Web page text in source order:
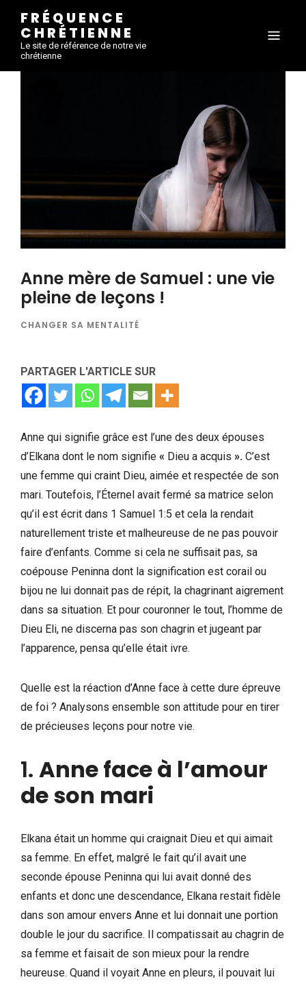
FRÉQUENCE
CHRÉTIENNE
Le site de référence de notre vie
chrétienne
Anne mère de Samuel : une vie
pleine de leçons !
CHANGER SA MENTALITÉ
PARTAGER L'ARTICLE SUR
Anne qui signifie grâce est l’une des deux épouses
d’Elkana dont le nom signifie « Dieu a acquis ». C’est
une femme qui craint Dieu, aimée et respectée de son
mari. Toutefois, l’Éternel avait fermé sa matrice selon
qu’il est écrit dans 1 Samuel 1:5 et cela la rendait
naturellement triste et malheureuse de ne pas pouvoir
faire d’enfants. Comme si cela ne suffisait pas, sa
coépouse Peninna dont la signification est corail ou
bijou ne lui donnait pas de répit, la chagrinant aigrement
dans sa situation. Et pour couronner le tout, l’homme de
Dieu Eli, ne discerna pas son chagrin et jugeant par
l’apparence, pensa qu’elle était ivre.
Quelle est la réaction d’Anne face à cette dure épreuve
de foi ? Analysons ensemble son attitude pour en tirer
de précieuses leçons pour notre vie.
1. Anne face à l’amour
de son mari
Elkana était un homme qui craignait Dieu et qui aimait
sa femme. En effet, malgré le fait qu’il avait une
seconde épouse Peninna qui lui avait donné des
enfants et donc une descendance, Elkana restait fidèle
dans son amour envers Anne et lui donnait une portion
double le jour du sacrifice. Il compatissait au chagrin de
sa femme et faisait de son mieux pour la rendre
heureuse. Quand il voyait Anne en pleurs, il pouvait lui